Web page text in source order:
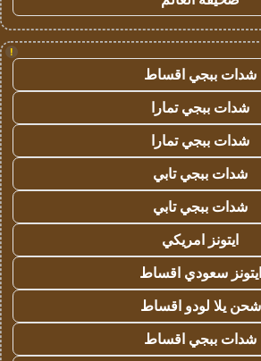
!
شدات ببجي اقساط
شدات ببجي تمارا
شدات ببجي تمارا
شدات ببجي تابي
شدات ببجي تابي
ايتونز امريكي
ايتونز سعودي اقساط
شحن يلا لودو اقساط
شدات ببجي اقساط